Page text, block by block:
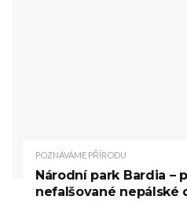
POZNÁVÁME PŘÍRODU
Národní park Bardia –
nefalšované nepálské